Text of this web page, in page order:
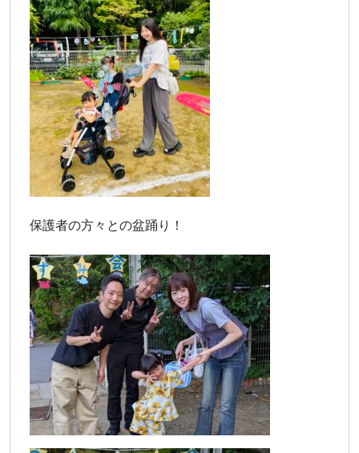
保護者の方々との盆踊り！